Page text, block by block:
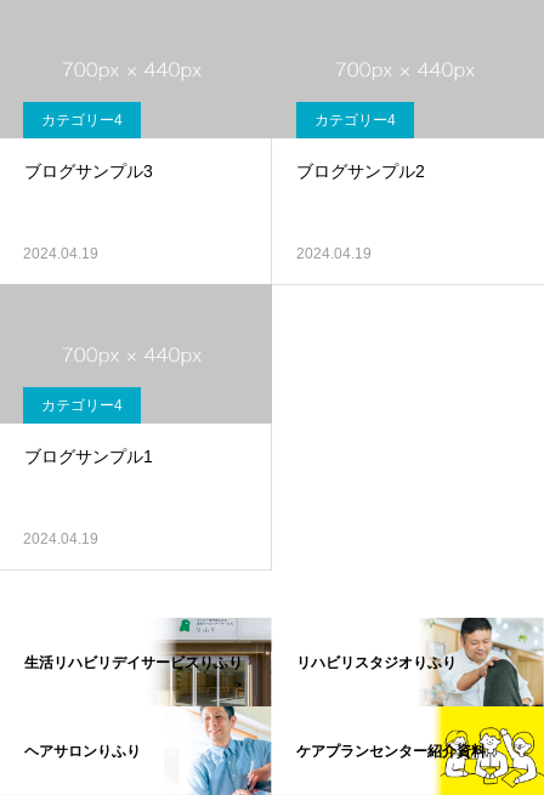
カテゴリー4
ブログサンプル3
2024.04.19
カテゴリー4
ブログサンプル2
2024.04.19
カテゴリー4
ブログサンプル1
2024.04.19
生活リハビリデイサービスりふり リハビリスタジオりふり
ヘアサロンりふり ケアプランセンター紹介資料